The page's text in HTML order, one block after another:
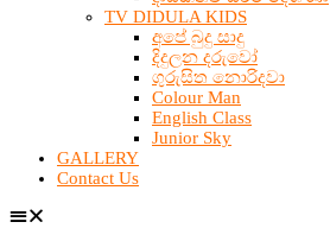
TV DIDULA KIDS
අපේ බුදු සාදු
දිදුලන දරුවෝ
ගුරුසිත නොරිදවා
Colour Man
English Class
Junior Sky
GALLERY
Contact Us